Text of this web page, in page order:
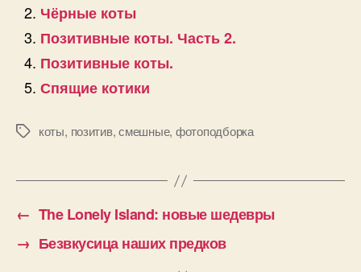
Чёрные коты
Позитивные коты. Часть 2.
Позитивные коты.
Спящие котики
Позначки
коты, позитив,смешные, фотоподборка
← The Lonely Island: новые шедевры
→ Безвкусица наших предков